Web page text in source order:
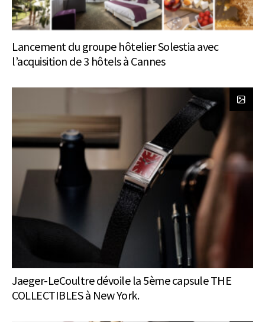
Lancement du groupe hôtelier Solestia avec
l’acquisition de 3 hôtels à Cannes
Jaeger-LeCoultre dévoile la 5ème capsule THE
COLLECTIBLES à New York.